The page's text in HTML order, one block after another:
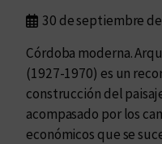
30 de septiembre
Córdoba moderna.
(1927-1970) es un
construcción del
acompasado por los
económicos que se